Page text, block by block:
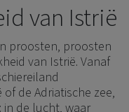
van Istrië
proosten, proosten
van Istrië. Vanaf
de Adriatische zee,
in de lucht, waar